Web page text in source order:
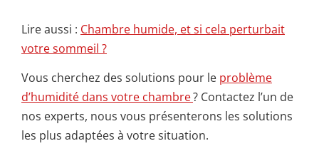
Lire aussi : Chambre humide, et si cela perturbait
votre sommeil ?
Vous cherchez des solutions pour le problème
d’humidité dans votre chambre? Contactez l’un de
nos experts, nous vous présenterons les solutions
les plus adaptées à votre situation.